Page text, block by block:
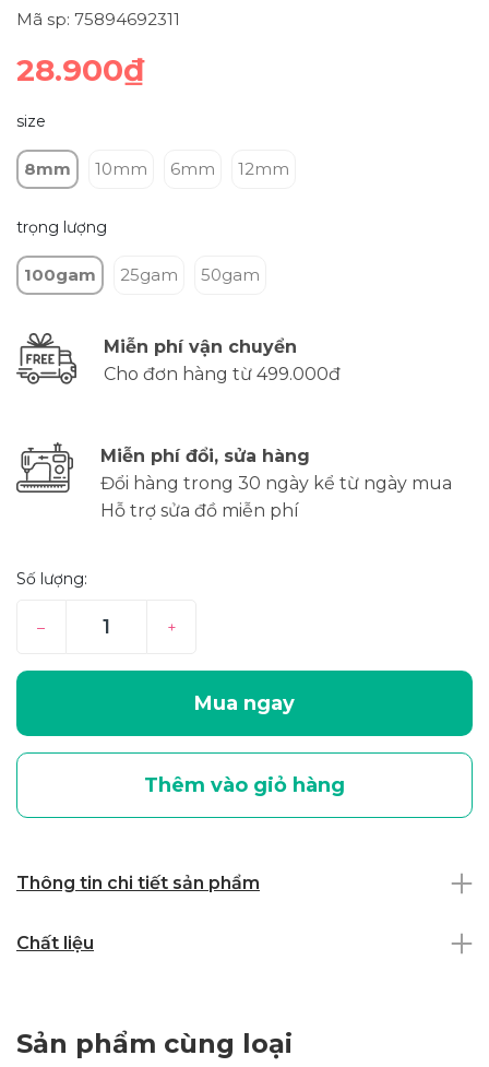
Mã sp: 75894692311
28.900₫
size
8mm 10mm 6mm 12mm
trọng lượng
100gam 25gam 50gam
Miễn phí vận chuyển
Cho đơn hàng từ 499.000đ
Miễn phí đổi, sửa hàng
Đổi hàng trong 30 ngày kể từ ngày mua
Hỗ trợ sửa đồ miễn phí
Số lượng:
– +
Mua ngay
Thêm vào giỏ hàng
Thông tin chi tiết sản phẩm
Chất liệu
Sản phẩm cùng loại